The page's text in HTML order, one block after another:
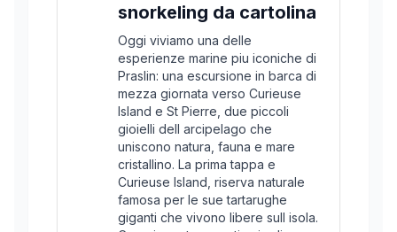
snorkeling da cartolina
Oggi viviamo una delle
esperienze marine piu iconiche di
Praslin: una escursione in barca di
mezza giornata verso Curieuse
Island e St Pierre, due piccoli
gioielli dell arcipelago che
uniscono natura, fauna e mare
cristallino. La prima tappa e
Curieuse Island, riserva naturale
famosa per le sue tartarughe
giganti che vivono libere sull isola.